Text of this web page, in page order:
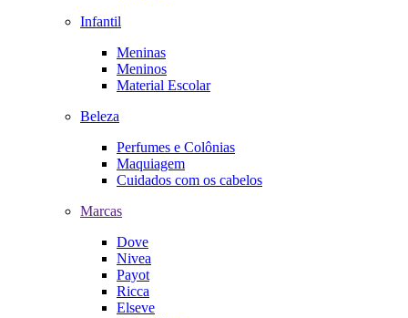
Infantil
Meninas
Meninos
Material Escolar
Beleza
Perfumes e Colônias
Maquiagem
Cuidados com os cabelos
Marcas
Dove
Nivea
Payot
Ricca
Elseve